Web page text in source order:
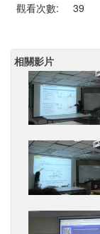
觀看次數:
39
相關影片